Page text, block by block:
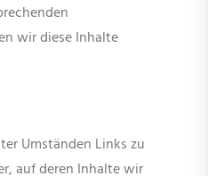
wir diese Inhalte
Umständen Links zu
auf deren Inhalte wir